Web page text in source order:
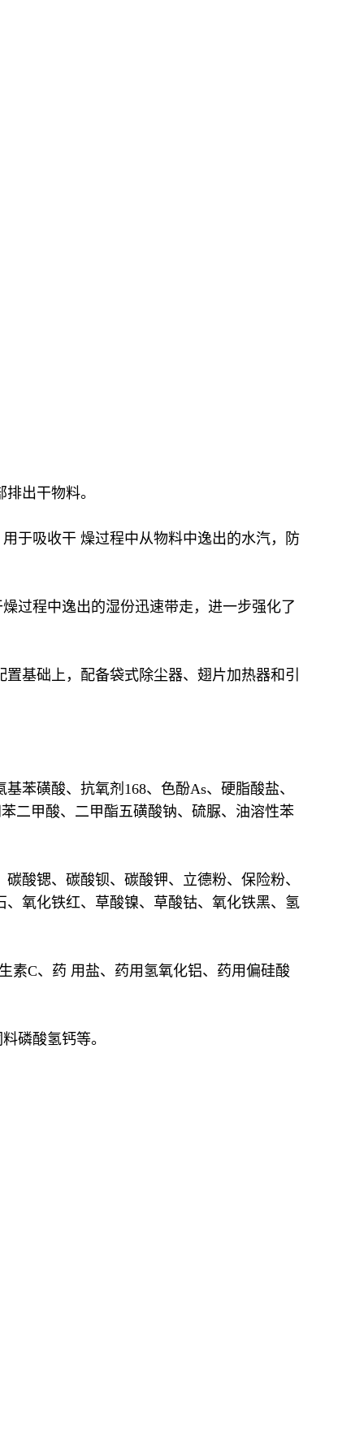
出干物料。
于吸收干 燥过程中从物料中逸出的水汽，防
过程中逸出的湿份迅速带走，进一步强化了
基础上，配备袋式除尘器、翅片加热器和引
苯磺酸、抗氧剂168、色酚As、硬脂酸盐、
二甲酸、二甲酯五磺酸钠、硫脲、油溶性苯
酸锶、碳酸钡、碳酸钾、立德粉、保险粉、
氧化铁红、草酸镍、草酸钴、氧化铁黑、氢
素C、药 用盐、药用氢氧化铝、药用偏硅酸
磷酸氢钙等。